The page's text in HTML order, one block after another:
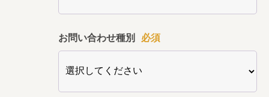
お問い合わせ種別 必須